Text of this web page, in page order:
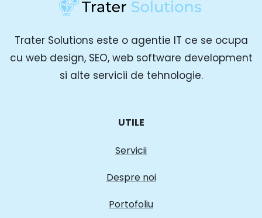
Trater Solutions este o agentie IT ce se ocupa
cu web design, SEO, web software development
si alte servicii de tehnologie.
UTILE
Servicii
Despre noi
Portofoliu